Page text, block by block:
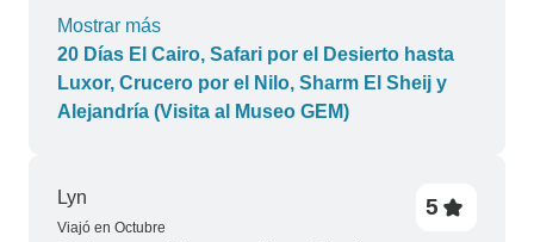
bueno (excelente para los estándares egipcios).
La comida fue abundante, incluso glotona,
dejándome más pesada y feliz. La seguridad
nunca fue un problema. El transporte fue rápido y
excursión (con la salvedad de que, con miedo a
Covid, me "adueñé" de la mayoría de los lugares
Mostrar más
20 Días El Cairo, Safari por el Desierto hasta
Luxor, Crucero por el Nilo, Sharm El Sheij y
Alejandría (Visita al Museo GEM)
Lyn
Viajó en Octubre
5